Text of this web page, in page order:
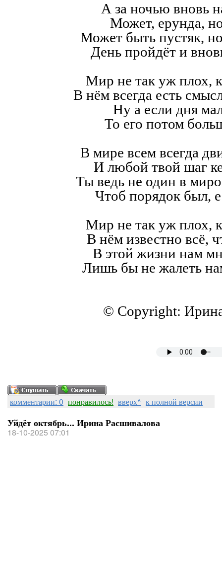
А за ночью вновь
Может, ерунда,
Может быть пустяк,
День пройдёт и
Мир не так уж плох,
В нём всегда есть
Ну а если дня
То его потом
В мире всем всегда
И любой твой шаг
Ты ведь не один в
Чтоб порядок был,
Мир не так уж плох,
В нём известно всё,
В этой жизни нам
Лишь бы не жалеть
© Copyright:
комментарии: 0 понравилось! вверх^ к полной версии
Уйдёт октябрь... Ирина Расшивалова
18-10-2025 07:01